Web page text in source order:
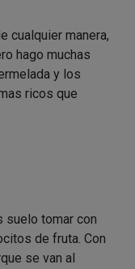
cualquier manera,
hago muchas
y los
ricos que
suelo tomar con
de fruta. Con
se van al